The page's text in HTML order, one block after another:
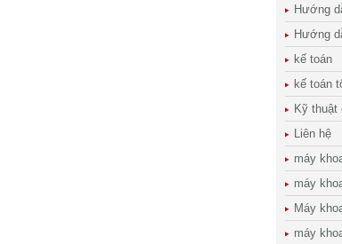
Hướng
Hướng
kế toán
kế toán
Kỹ thuật
Liên hệ
máy
máy
Máy
máy